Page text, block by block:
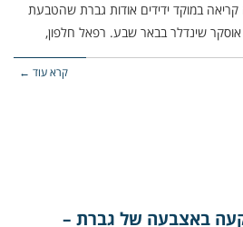
במוקד ידידים אודות גברת שהטבעת
שינדלר בבאר שבע. רפאל חלפון,
קרא עוד ←
באצבעה של גברת –